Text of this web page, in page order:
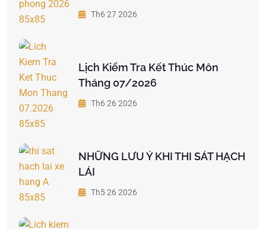
Th6 27 2026
Lịch Kiểm Tra Kết Thúc Môn
Tháng 07/2026
Th6 26 2026
NHỮNG LƯU Ý KHI THI SÁT HẠCH
LÁI
Th5 26 2026